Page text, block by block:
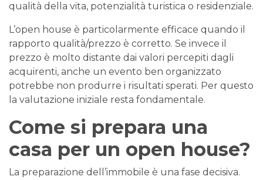
qualità della vita, potenzialità turistica o residenziale.
L’open house è particolarmente efficace quando il
rapporto qualità/prezzo è corretto. Se invece il
prezzo è molto distante dai valori percepiti dagli
acquirenti, anche un evento ben organizzato
potrebbe non produrre i risultati sperati. Per questo
la valutazione iniziale resta fondamentale.
Come si prepara una
casa per un open house?
La preparazione dell’immobile è una fase decisiva.